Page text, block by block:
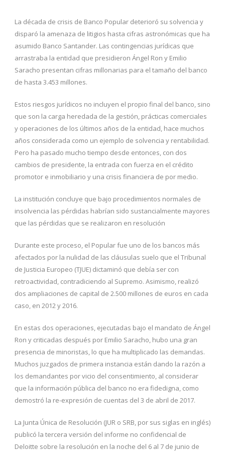
La década de crisis de Banco Popular deterioró su solvencia y
disparó la amenaza de litigios hasta cifras astronómicas que ha
asumido Banco Santander. Las contingencias jurídicas que
arrastraba la entidad que presidieron Ángel Ron y Emilio
Saracho presentan cifras millonarias para el tamaño del banco
de hasta 3.453 millones.
Estos riesgos jurídicos no incluyen el propio final del banco, sino
que son la carga heredada de la gestión, prácticas comerciales
y operaciones de los últimos años de la entidad, hace muchos
años considerada como un ejemplo de solvencia y rentabilidad.
Pero ha pasado mucho tiempo desde entonces, con dos
cambios de presidente, la entrada con fuerza en el crédito
promotor e inmobiliario y una crisis financiera de por medio.
La institución concluye que bajo procedimientos normales de
insolvencia las pérdidas habrían sido sustancialmente mayores
que las pérdidas que se realizaron en resolución
Durante este proceso, el Popular fue uno de los bancos más
afectados por la nulidad de las cláusulas suelo que el Tribunal
de Justicia Europeo (TJUE) dictaminó que debía ser con
retroactividad, contradiciendo al Supremo. Asimismo, realizó
dos ampliaciones de capital de 2.500 millones de euros en cada
caso, en 2012 y 2016.
En estas dos operaciones, ejecutadas bajo el mandato de Ángel
Ron y criticadas después por Emilio Saracho, hubo una gran
presencia de minoristas, lo que ha multiplicado las demandas.
Muchos juzgados de primera instancia están dando la razón a
los demandantes por vicio del consentimiento, al considerar
que la información pública del banco no era fidedigna, como
demostró la re-expresión de cuentas del 3 de abril de 2017.
La Junta Única de Resolución (JUR o SRB, por sus siglas en inglés)
publicó la tercera versión del informe no confidencial de
Deloitte sobre la resolución en la noche del 6 al 7 de junio de